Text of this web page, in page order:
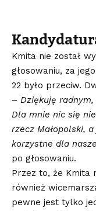
Kmita nie został
głosowaniu, za
22 było przeciw.
– Dziękuję
Dla mnie nic się
rzecz Małopolski,
korzystne dla
po głosowaniu.
Przez to, że Kmita
również
pewne jest tylko